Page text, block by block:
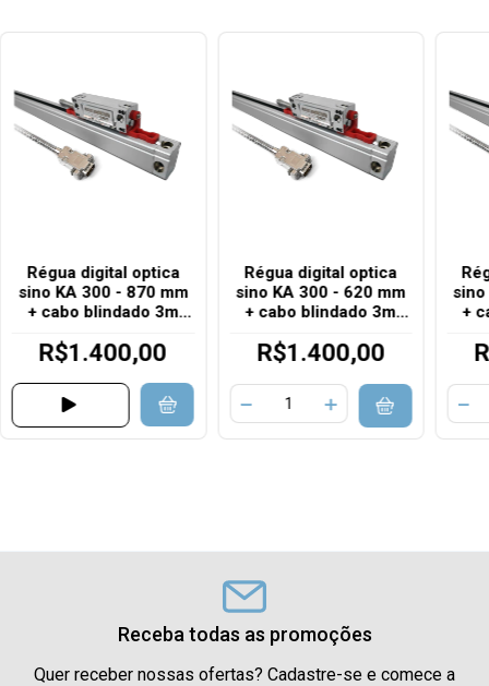
Régua digital optica
sino KA 300 - 870 mm
+ cabo blindado 3m
R$1.400,00
Régua digital optica
sino KA 300 - 620 mm
+ cabo blindado 3m
R$1.400,00
sino
+
Receba todas as promoções
Quer receber nossas ofertas? Cadastre-se e comece a